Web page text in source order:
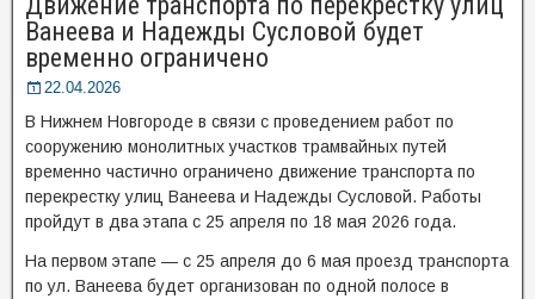
Ванеева и Надежды Сусловой будет
временно ограничено
22.04.2026
В Нижнем Новгороде в связи с проведением работ по
сооружению монолитных участков трамвайных путей
временно частично ограничено движение транспорта по
перекрестку улиц Ванеева и Надежды Сусловой. Работы
пройдут в два этапа с 25 апреля по 18 мая 2026 года.
На первом этапе — с 25 апреля до 6 мая проезд транспорта
по ул. Ванеева будет организован по одной полосе в